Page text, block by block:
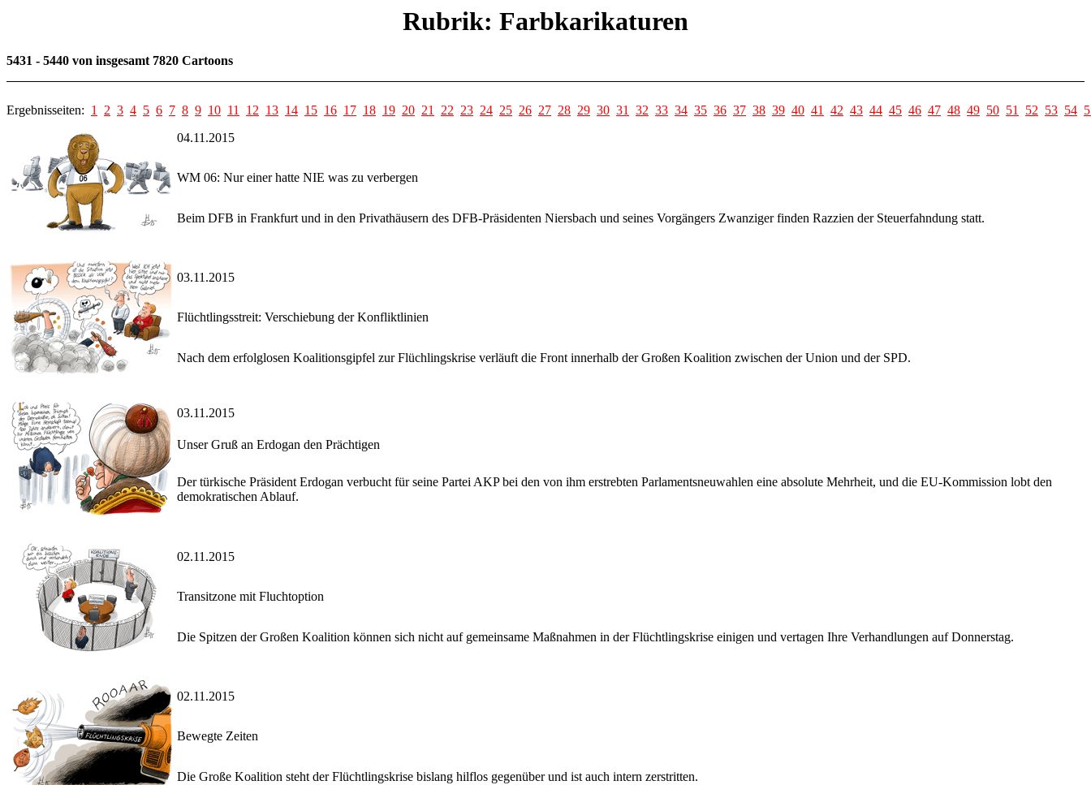
Rubrik: Farbkarikaturen
5431 - 5440 von insgesamt 7820 Cartoons
Ergebnisseiten: 1 2 3 4 5 6 7 8 9 10 11 12 13 14 15 16 17 18 19 20 21 22 23 24 25 26 27 28 29 30 31 32 33 34 35 36 37 38 39 40 41 42 43 44 45 46 47 48 49 50 51 52 53 54
04.11.2015
WM 06: Nur einer hatte NIE was zu verbergen
Beim DFB in Frankfurt und in den Privathäusern des DFB-Präsidenten Niersbach und seines Vorgängers Zwanziger finden Razzien der Steuerfahndung statt.
03.11.2015
Flüchtlingsstreit: Verschiebung der Konfliktlinien
Nach dem erfolglosen Koalitionsgipfel zur Flüchlingskrise verläuft die Front innerhalb der Großen Koalition zwischen der Union und der SPD.
03.11.2015
Unser Gruß an Erdogan den Prächtigen
Der türkische Präsident Erdogan verbucht für seine Partei AKP bei den von ihm erstrebten Parlamentsneuwahlen eine absolute Mehrheit, und die EU-Kommission lobt den
demokratischen Ablauf.
02.11.2015
Transitzone mit Fluchtoption
Die Spitzen der Großen Koalition können sich nicht auf gemeinsame Maßnahmen in der Flüchtlingskrise einigen und vertagen Ihre Verhandlungen auf Donnerstag.
02.11.2015
Bewegte Zeiten
Die Große Koalition steht der Flüchtlingskrise bislang hilflos gegenüber und ist auch intern zerstritten.